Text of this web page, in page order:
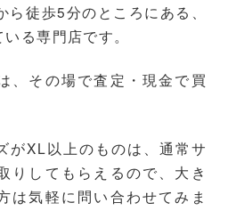
徒歩5分のところにある、
る専門店です。
、その場で査定・現金で買
がXL以上のものは、通常サ
りしてもらえるので、大き
は気軽に問い合わせてみま